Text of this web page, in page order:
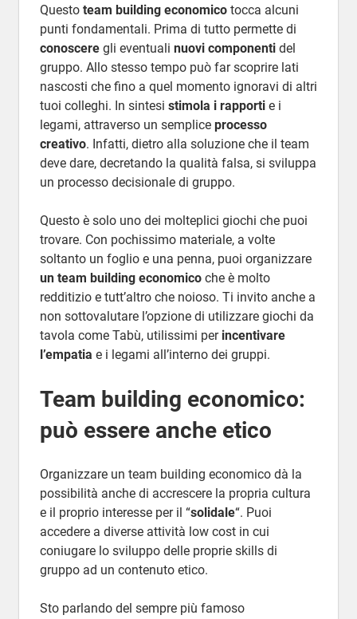
Questo team building economicotocca alcuni
punti fondamentali. Prima di tutto permette di
conosceregli eventuali nuovi componentidel
gruppo. Allo stesso tempo può far scoprire lati
nascosti che fino a quel momento ignoravi di altri
tuoi colleghi. In sintesi stimola i rapportie i
legami, attraverso un semplice processo
creativo. Infatti, dietro alla soluzione che il team
deve dare, decretando la qualità falsa, si sviluppa
un processo decisionale di gruppo.
Questo è solo uno dei molteplici giochi che puoi
trovare. Con pochissimo materiale, a volte
soltanto un foglio e una penna, puoi organizzare
un team building economicoche è molto
redditizio e tutt’altro che noioso. Ti invito anche a
non sottovalutare l’opzione di utilizzare giochi da
tavola come Tabù, utilissimi per incentivare
l’empatia e i legami all’interno dei gruppi.
Team building economico:
può essere anche etico
Organizzare un team building economico dà la
possibilità anche di accrescere la propria cultura
e il proprio interesse per il “solidale“. Puoi
accedere a diverse attività low cost in cui
coniugare lo sviluppo delle proprie skills di
gruppo ad un contenuto etico.
Sto parlando del sempre più famoso